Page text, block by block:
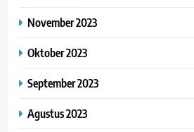
November 2023
Oktober 2023
September 2023
Agustus 2023